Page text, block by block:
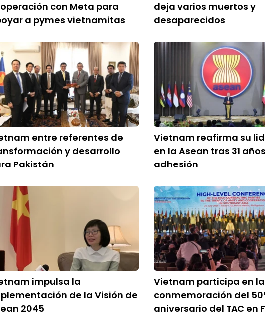
con Meta para
a pymes vietnamitas
deja varios muertos y
desaparecidos
entre referentes de
y desarrollo
Pakistán
Vietnam reafirma su
en la Asean tras 31
adhesión
impulsa la
de la Visión de
2045
Vietnam participa en la
conmemoración del
aniversario del TAC en